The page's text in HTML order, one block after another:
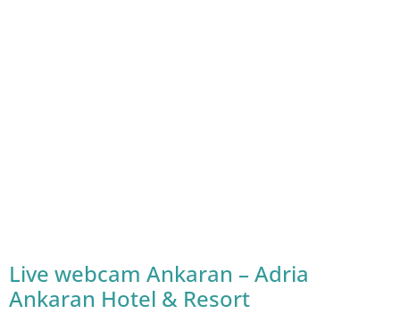
Live webcam Ankaran – Adria
Ankaran Hotel & Resort